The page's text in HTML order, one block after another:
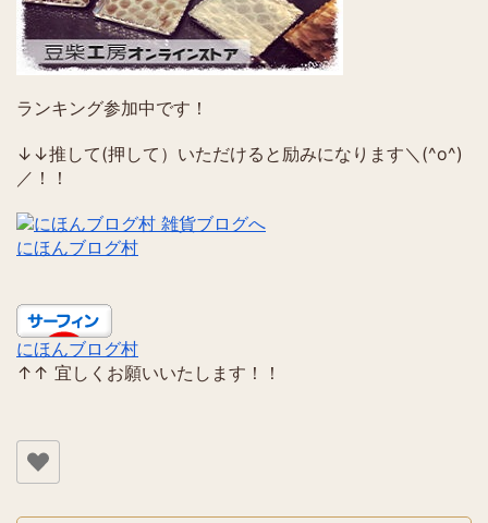
ランキング参加中です！
↓↓推して(押して）いただけると励みになります＼(^o^)
／！！
にほんブログ村
にほんブログ村
↑↑ 宜しくお願いいたします！！